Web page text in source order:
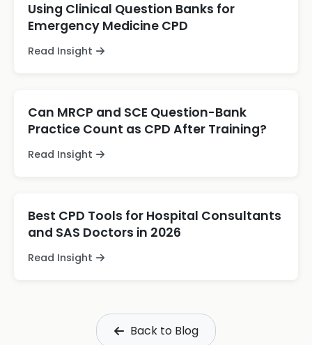
Using Clinical Question Banks for
Emergency Medicine CPD
Read Insight
Can MRCP and SCE Question-Bank
Practice Count as CPD After Training?
Read Insight
Best CPD Tools for Hospital Consultants
and SAS Doctors in 2026
Read Insight
Back to Blog